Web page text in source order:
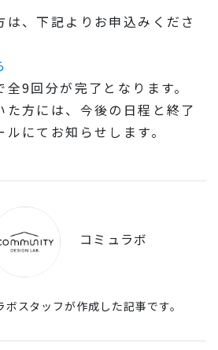
は、下記よりお申込みくださ
9回分が完了となります。
方には、今後の日程と終了
にてお知らせします。
コミュラボ
スタッフが作成した記事です。